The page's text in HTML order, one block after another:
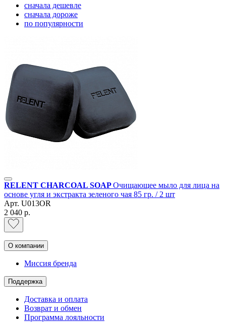
сначала дешевле
сначала дороже
по популярности
RELENT CHARCOAL SOAPОчищающее мыло для лица на
основе угля и экстракта зеленого чая 85 гр. / 2 шт
Арт. U013OR
2 040 р.
О компании
Миссия бренда
Поддержка
Доставка и оплата
Возврат и обмен
Программа лояльности